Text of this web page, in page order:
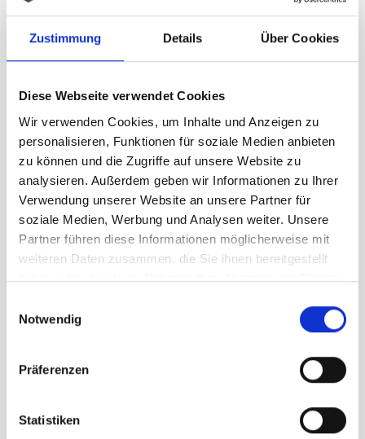
Zustimmung Details Über Cookies
Diese Webseite verwendet Cookies
Wir verwenden Cookies, um Inhalte und Anzeigen zu
personalisieren, Funktionen für soziale Medien anbieten
zu können und die Zugriffe auf unsere Website zu
analysieren. Außerdem geben wir Informationen zu Ihrer
Verwendung unserer Website an unsere Partner für
soziale Medien, Werbung und Analysen weiter. Unsere
Partner führen diese Informationen möglicherweise mit
weiteren Daten zusammen, die Sie ihnen bereitgestellt
haben oder die sie im Rahmen Ihrer Nutzung der Dienste
Notwendig
Präferenzen
Statistiken
XS
UVP 99,95 €
unser Preis ab:69,97 €-30%
Menge
Gore Training Thermo 1/4 Zip
1/4-Reißverschluss